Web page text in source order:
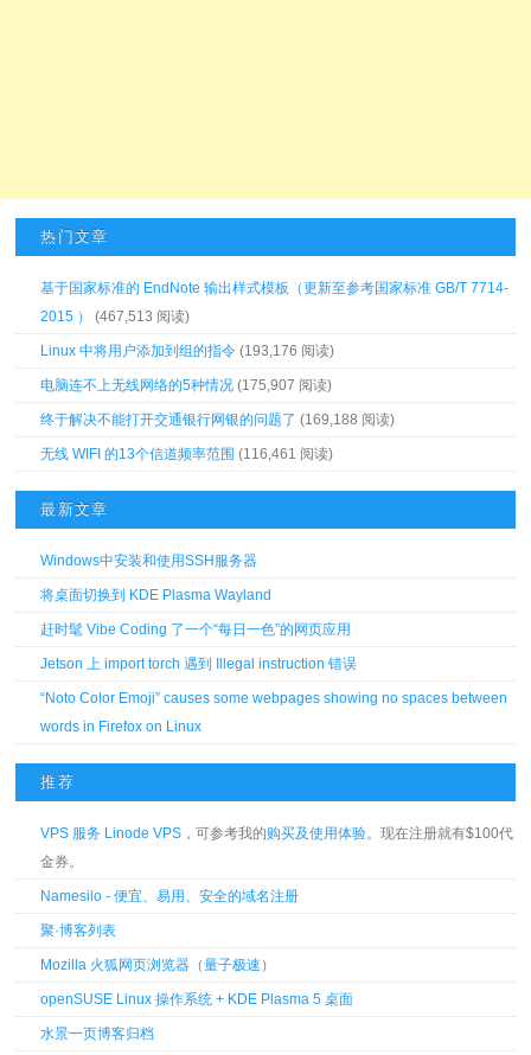
热门文章
基于国家标准的 EndNote 输出样式模板（更新至参考国家标准 GB/T 7714-
2015 ）
(467,513 阅读)
Linux 中将用户添加到组的指令 (193,176 阅读)
电脑连不上无线网络的5种情况 (175,907 阅读)
终于解决不能打开交通银行网银的问题了 (169,188 阅读)
无线 WIFI 的13个信道频率范围 (116,461 阅读)
最新文章
Windows中安装和使用SSH服务器
将桌面切换到 KDE Plasma Wayland
赶时髦 Vibe Coding 了一个“每日一色”的网页应用
Jetson 上 import torch 遇到 Illegal instruction 错误
“Noto Color Emoji” causes some webpages showing no spaces between
words in Firefox on Linux
推荐
VPS 服务 Linode VPS ，可参考我的购买及使用体验。现在注册就有$100代
金券。
Namesilo - 便宜、易用、安全的域名注册
聚·博客列表
Mozilla 火狐网页浏览器 （量子极速 ）
openSUSE Linux 操作系统 + KDE Plasma 5 桌面
水景一页博客归档